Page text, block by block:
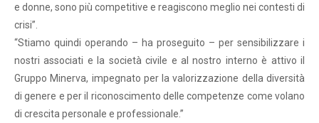
e donne, sono più competitive e reagiscono meglio nei contesti di
crisi”.
“Stiamo quindi operando – ha proseguito – per sensibilizzare i
nostri associati e la società civile e al nostro interno è attivo il
Gruppo Minerva, impegnato per la valorizzazione della diversità
di genere e per il riconoscimento delle competenze come volano
di crescita personale e professionale.”